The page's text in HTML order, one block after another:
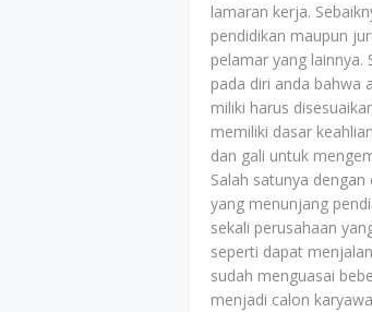
lamaran kerja.
pendidikan maupun
pelamar yang
pada diri anda bahwa
miliki harus
memiliki dasar
dan gali untuk
Salah satunya
yang menunjang
sekali perusahaan
seperti dapat
sudah menguasai
menjadi calon